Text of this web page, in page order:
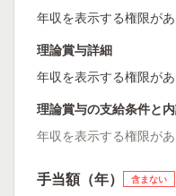
年収を表示する権限が
理論賞与詳細
年収を表示する権限が
理論賞与の支給条件と
年収を表示する権限が
手当額（年） 含まない